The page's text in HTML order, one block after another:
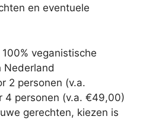
en eventuele
veganistische
Nederland
2 personen (v.a.
4 personen (v.a. €49,00)
gerechten, kiezen is